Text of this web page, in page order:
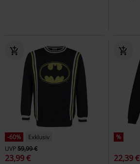
-60%
Exklusiv
UVP59,99 €
23,99 €
%
22,39 €